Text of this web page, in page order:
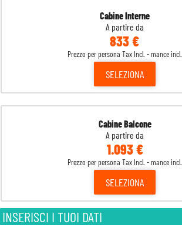
Cabine Interne
A partire da
833 €
Prezzo per persona Tax Incl. - mance incl.
SELEZIONA
Cabine Balcone
A partire da
1.093 €
Prezzo per persona Tax Incl. - mance incl.
SELEZIONA
INSERISCI I TUOI DATI